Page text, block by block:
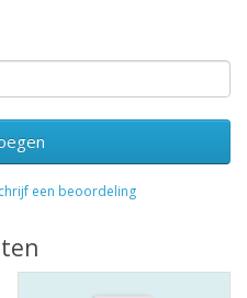
een beoordeling